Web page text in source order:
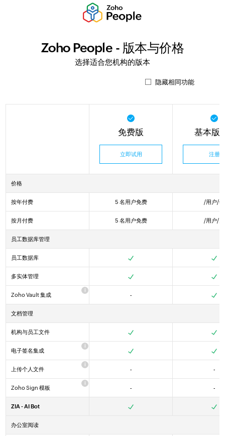
Zoho People - 版本与价格
选择适合您机构的版本
隐藏相同功能
免费版
立即试用
基本版
注册
价格
按年付费 5 名用户免费 /用户/年
按月付费 5 名用户免费 /用户/月
员工数据库管理
员工数据库 Yes Yes
多实体管理 Yes Yes
Zoho Vault 集成 -
Yes Yes Yes
文档管理
机构与员工文件
Yes Yes Yes
电子签名集成Yes Yes Yes
上传个人文件 - -Yes
Zoho Sign 模板 - -Yes
ZIA - AI Bot Yes Yes
办公室阅读